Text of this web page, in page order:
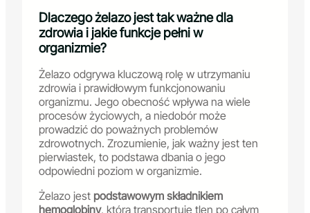
Dlaczego żelazo jest tak ważne dla
zdrowia i jakie funkcje pełni w
organizmie?
Żelazo odgrywa kluczową rolę w utrzymaniu
zdrowia i prawidłowym funkcjonowaniu
organizmu. Jego obecność wpływa na wiele
procesów życiowych, a niedobór może
prowadzić do poważnych problemów
zdrowotnych. Zrozumienie, jak ważny jest ten
pierwiastek, to podstawa dbania o jego
odpowiedni poziom w organizmie.
Żelazo jest podstawowym składnikiem
hemoglobiny, która transportuje tlen po całym